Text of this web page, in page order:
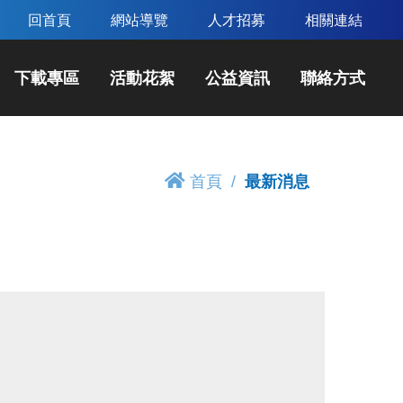
回首頁 網站導覽 人才招募 相關連結
下載專區 活動花絮 公益資訊 聯絡方式
首頁 最新消息